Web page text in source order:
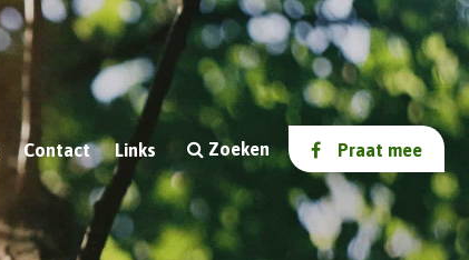
Contact Links Zoeken Praat mee